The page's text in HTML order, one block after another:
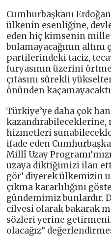
Cumhurbaşkanı
ülkenin esenliğine,
eden hiç kimsenin
bulamayacağının altını
partilerindeki taciz,
furyasının üzerini
çıtasını sürekli
önünden
Türkiye’ye daha çok
hizmetleri
ifade eden
Millî Uzay
uzaya diktiğimizi ilan
gör’ diyerek ülkemizin
çıkma kararlılığını
gündemimiz bunlardır.
cilvesi olarak bakarak
sözleri yerine
olacağız”